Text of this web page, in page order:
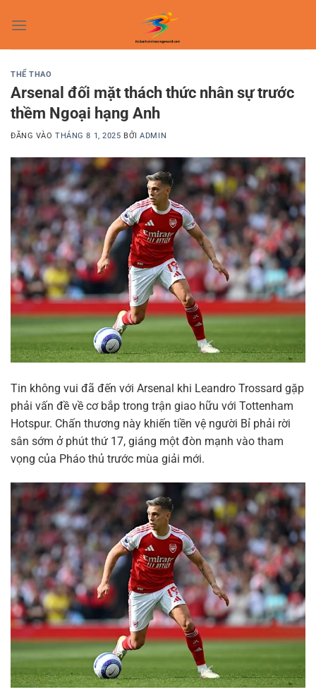
qua
THỂ THAO
Arsenal đối mặt thách thức nhân sự trước
thềm Ngoại hạng Anh
ĐĂNG VÀOTHÁNG 8 1, 2025 BỞIADMIN
Tin không vui đã đến với Arsenal khi Leandro Trossard gặp
phải vấn đề về cơ bắp trong trận giao hữu với Tottenham
Hotspur. Chấn thương này khiến tiền vệ người Bỉ phải rời
sân sớm ở phút thứ 17, giáng một đòn mạnh vào tham
vọng của Pháo thủ trước mùa giải mới.